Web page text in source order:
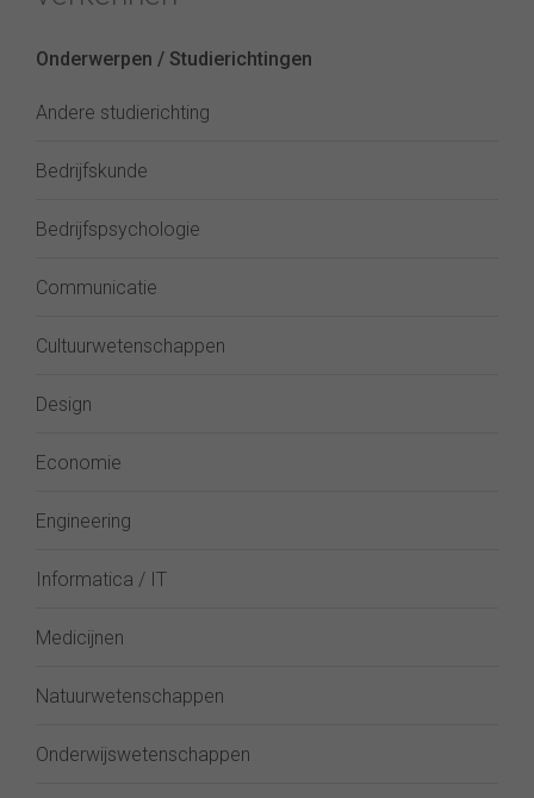
Onderwerpen / Studierichtingen
Andere studierichting
Bedrijfskunde
Bedrijfspsychologie
Communicatie
Cultuurwetenschappen
Design
Economie
Engineering
Informatica / IT
Medicijnen
Natuurwetenschappen
Onderwijswetenschappen